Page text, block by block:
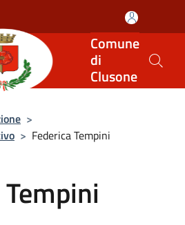
Comune
di
Clusone
>
> Federica Tempini